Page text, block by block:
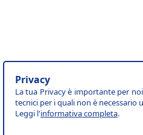
Privacy
La tua Privacy è importante per
tecnici per i quali non è necessario
Leggi l'informativa completa.